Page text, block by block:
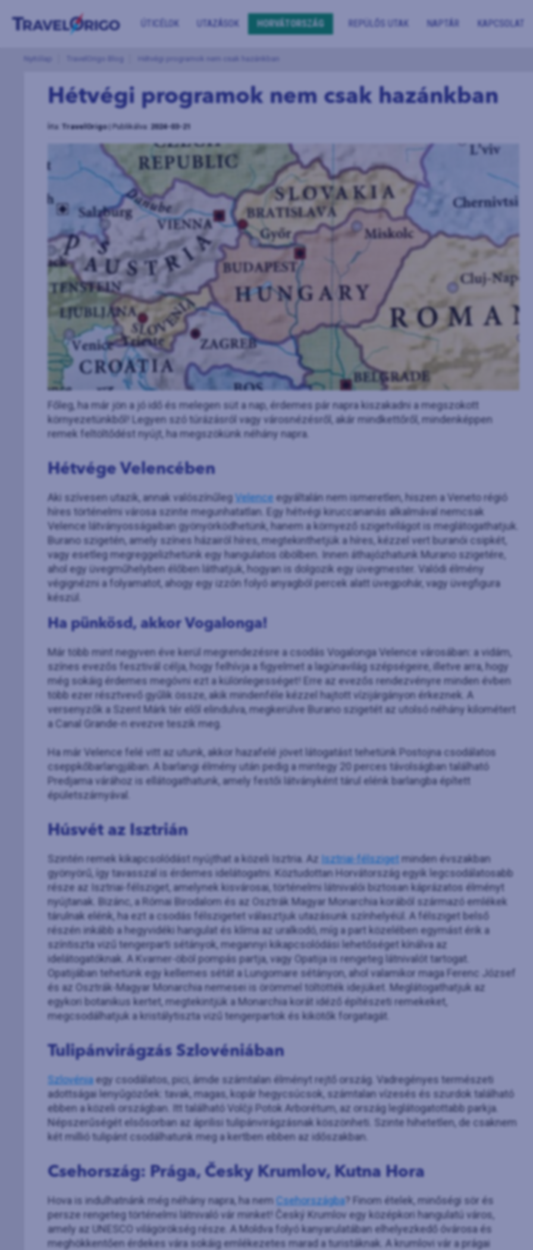
Hétvégi programok nem csak hazánkban
Írta: TravelOrigo| Publikálva: 2024-03-21
Főleg, ha már jön a jó idő és melegen süt a nap, érdemes pár napra kiszakadni a megszokott
környezetünkből! Legyen szó túrázásról vagy városnézésről, akár mindkettőről, mindenképpen
remek feltöltődést nyújt, ha megszökünk néhány napra.
Hétvége Velencében
Aki szívesen utazik, annak valószínűleg Velenceegyáltalán nem ismeretlen, hiszen a Veneto régió
híres történelmi városa szinte megunhatatlan. Egy hétvégi kiruccananás alkalmával nemcsak
Velence látványosságaiban gyönyörködhetünk, hanem a környező szigetvilágot is meglátogathatjuk.
Burano szigetén, amely színes házairól híres, megtekinthetjük a híres, kézzel vert buranói csipkét,
vagy esetleg megreggelizhetünk egy hangulatos öbölben. Innen áthajózhatunk Murano szigetére,
ahol egy üvegműhelyben élőben láthatjuk, hogyan is dolgozik egy üvegmester. Valódi élmény
végignézni a folyamatot, ahogy egy izzón folyó anyagból percek alatt üvegpohár, vagy üvegfigura
készül.
Ha pünkösd, akkor Vogalonga!
Már több mint negyven éve kerül megrendezésre a csodás Vogalonga Velence városában: a vidám,
színes evezős fesztivál célja, hogy felhívja a figyelmet a lagúnavilág szépségeire, illetve arra, hogy
még sokáig érdemes megóvni ezt a különlegességet! Erre az evezős rendezvényre minden évben
több ezer résztvevő gyűlik össze, akik mindenféle kézzel hajtott vízijárgányon érkeznek. A
versenyzők a Szent Márk tér elől elindulva, megkerülve Burano szigetét az utolsó néhány kilométert
a Canal Grande-n evezve teszik meg.
Ha már Velence felé vitt az utunk, akkor hazafelé jövet látogatást tehetünk Postojna csodálatos
cseppkőbarlangjában. A barlangi élmény után pedig a mintegy 20 perces távolságban található
Predjama várához is ellátogathatunk, amely festői látványként tárul elénk barlangba épített
épületszárnyával.
Húsvét az Isztrián
Szintén remek kikapcsolódást nyújthat a közeli Isztria. Az Isztriai-félsziget minden évszakban
gyönyörű, így tavasszal is érdemes idelátogatni. Köztudottan Horvátország egyik legcsodálatosabb
része az Isztriai-félsziget, amelynek kisvárosai, történelmi látnivalói biztosan káprázatos élményt
nyújtanak. Bizánc, a Római Birodalom és az Osztrák Magyar Monarchia korából származó emlékek
tárulnak elénk, ha ezt a csodás félszigetet választjuk utazásunk színhelyéül. A félsziget belső
részén inkább a hegyvidéki hangulat és klíma az uralkodó, míg a part közelében egymást érik a
színtiszta vizű tengerparti sétányok, megannyi kikapcsolódási lehetőséget kínálva az
idelátogatóknak. A Kvarner-öböl pompás partja, vagy Opatija is rengeteg látnivalót tartogat.
Opatijában tehetünk egy kellemes sétát a Lungomare sétányon, ahol valamikor maga Ferenc József
és az Osztrák-Magyar Monarchia nemesei is örömmel töltötték idejüket. Meglátogathatjuk az
egykori botanikus kertet, megtekintjük a Monarchia korát idéző építészeti remekeket,
megcsodálhatjuk a kristálytiszta vizű tengerpartok és kikötők forgatagát.
Tulipánvirágzás Szlovéniában
Szlovéniaegy csodálatos, pici, ámde számtalan élményt rejtő ország. Vadregényes természeti
adottságai lenyűgözőek: tavak, magas, kopár hegycsúcsok, számtalan vízesés és szurdok található
ebben a közeli országban. Itt található Volčji Potok Arborétum, az ország leglátogatottabb parkja.
Népszerűségét elsősorban az áprilisi tulipánvirágzásnak köszönheti. Szinte hihetetlen, de csaknem
két millió tulipánt csodálhatunk meg a kertben ebben az időszakban.
Csehország: Prága, Česky Krumlov, Kutna Hora
Hova is indulhatnánk még néhány napra, ha nem Csehországba ? Finom ételek, minőségi sör és
persze rengeteg történelmi látnivaló vár minket! Český Krumlov egy középkori hangulatú város,
amely az UNESCO világörökség része. A Moldva folyó kanyarulatában elhelyezkedő óvárosa és
meghökkentően érdekes vára sokáig emlékezetes marad a turistáknak. A krumlovi vár a prágai
ÚTICÉLOK UTAZÁSOK HORVÁTORSZÁG REPÜLŐS UTAK NAPTÁR KAPCSOLAT